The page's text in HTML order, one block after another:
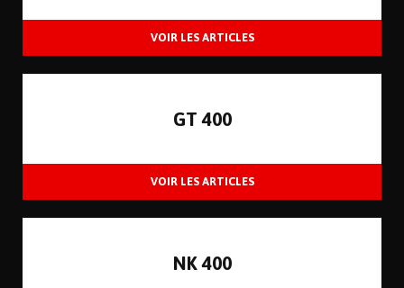
GT 400
NK 400